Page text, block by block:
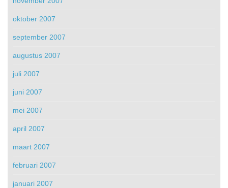
oktober 2007
september 2007
augustus 2007
juli 2007
juni 2007
mei 2007
april 2007
maart 2007
februari 2007
januari 2007